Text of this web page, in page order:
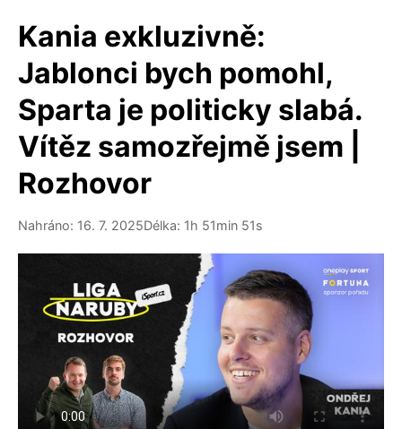
Kania exkluzivně:
Jablonci bych pomohl,
Sparta je politicky slabá.
Vítěz samozřejmě jsem |
Rozhovor
Nahráno: 16. 7. 2025Délka: 1h 51min 51s